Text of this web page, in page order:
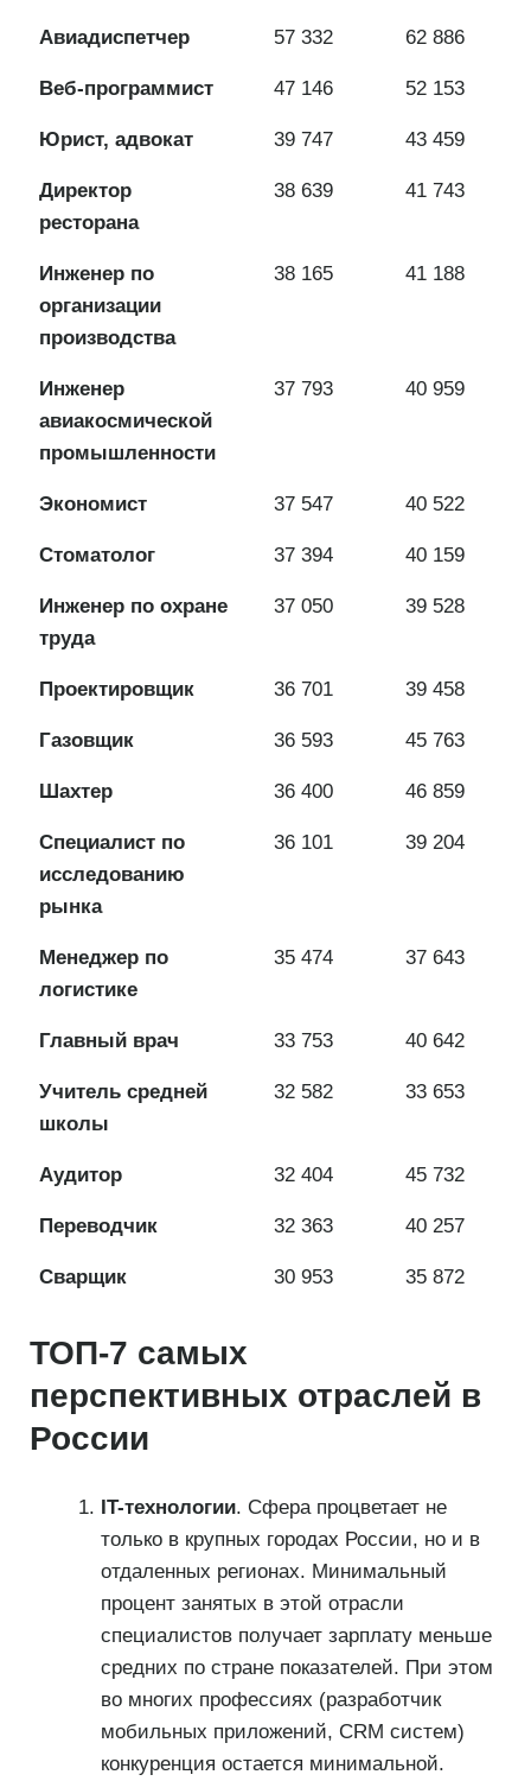
Авиадиспетчер 57 332 62 886
Веб-программист 47 146 52 153
Юрист, адвокат 39 747 43 459
Директор
ресторана
38 639 41 743
Инженер по
организации
производства
38 165 41 188
Инженер
авиакосмической
промышленности
37 793 40 959
Экономист 37 547 40 522
Стоматолог 37 394 40 159
Инженер по охране
труда
37 050 39 528
Проектировщик 36 701 39 458
Газовщик 36 593 45 763
Шахтер 36 400 46 859
Специалист по
исследованию
рынка
36 101 39 204
Менеджер по
логистике
35 474 37 643
Главный врач 33 753 40 642
Учитель средней
школы
32 582 33 653
Аудитор 32 404 45 732
Переводчик 32 363 40 257
Сварщик 30 953 35 872
ТОП-7 самых
перспективных отраслей в
России
IT-технологии. Сфера процветает не
только в крупных городах России, но и в
отдаленных регионах. Минимальный
процент занятых в этой отрасли
специалистов получает зарплату меньше
средних по стране показателей. При этом
во многих профессиях (разработчик
мобильных приложений, CRM систем)
конкуренция остается минимальной.